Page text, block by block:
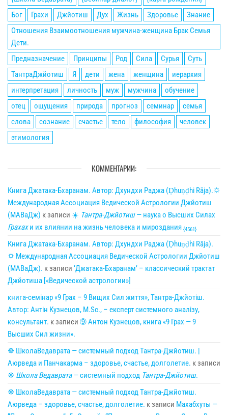
Бог
Грахи Джйотиш Дух Жизнь Здоровье
Знание
Отношения Взаимоотношения мужчина-женщина Брак Семья
Дети.
Предназначение
Принципы Род Сила Сурья
Суть
ТантраДжйотиш
Я дети жена женщина
иерархия
интерпретация
личность муж мужчина
обучение
отец
ощущения природа прогноз семинар
семья
слова
сознание счастье тело философия
человек
этимология
КОММЕНТАРИИ:
Книга Джатака-Бхаранам. Автор: Дхундхи Раджа (Ḍhuṇḍhi Rāja).🌣
Международная Ассоциация Ведической Астрологии Джйотиш
(МАВаДж) к записи ☀ Тантра-Джйотиш— наука о Высших Силах
Грахахи их влиянии на жизнь человека и мироздания {4561}
Книга Джатака-Бхаранам. Автор: Дхундхи Раджа (Ḍhuṇḍhi Rāja).
🌣 Международная Ассоциация Ведической Астрологии Джйотиш
(МАВаДж). к записи ‘Джатака-Бхаранам’ – классический трактат
Джйотиша [«Ведической астрологии»]
книга-семінар «9 Грах – 9 Вищих Сил життя», Тантра-Джйотіш.
Автор: Антін Кузнецов, M.Sc., – експерт системного аналізу,
консультант. к записи ➈ Антон Кузнецов, книга «9 Грах — 9
Высших Сил жизни».
☸ ШколаВедаврата — системный подход Тантра-Джйотиш. |
Аюрведа и Панчакарма – здоровье, счастье, долголетие. к записи
☸ Школа Ведаврата— системный подход Тантра-Джйотиш.
☸ ШколаВедаврата — системный подход Тантра-Джйотиш.
Аюрведа – здоровье, счастье, долголетие. к записи Махабхуты —